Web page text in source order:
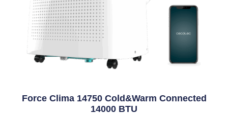
Force Clima 14750 Cold&Warm Connected
14000 BTU